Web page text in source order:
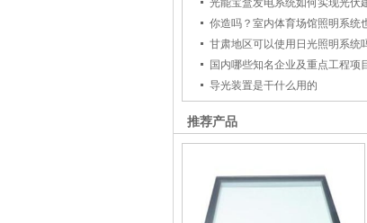
光能宝盒发电系统如何实现光伏
你造吗？室内体育场馆照明系统
甘肃地区可以使用日光照明系统
国内哪些知名企业及重点工程项
导光装置是干什么用的
推荐产品